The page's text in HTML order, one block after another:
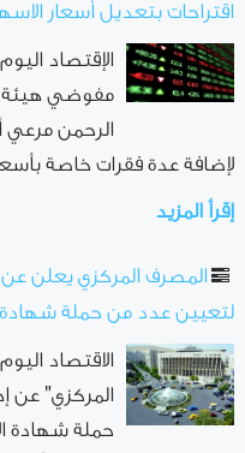
اقتراحات بتعديل أسعار
الإقتصاد
مفوضي هيئة
الرحمن مرعي
لإضافة عدة فقرات خاصة
إقرأ المزيد
المصرف المركزي يعلن
لتعيين عدد من حملة شهادة
الاقتصاد
المركزي" عن
حملة شهادة